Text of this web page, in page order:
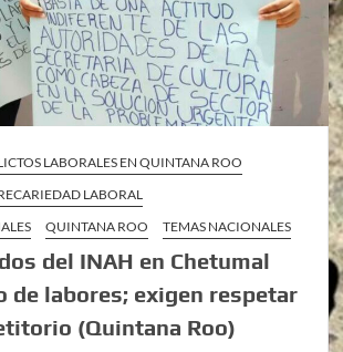
LABORALES EN QUINTANA ROO
LABORAL
QUINTANA ROO TEMAS NACIONALES
del INAH en Chetumal
de labores; exigen respetar
(Quintana Roo)